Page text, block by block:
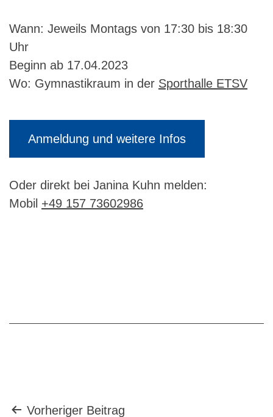
Wann: Jeweils Montags von 17:30 bis 18:30
Uhr
Beginn ab 17.04.2023
Wo: Gymnastikraum in der Sporthalle ETSV
Anmeldung und weitere Infos
Oder direkt bei Janina Kuhn melden:
Mobil +49 157 73602986
Beitragsnavigation
Vorheriger Beitrag